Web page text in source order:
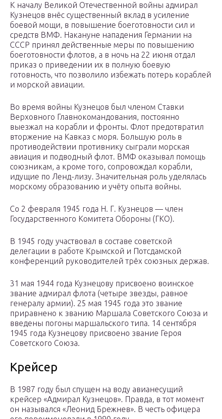
К началу Великой Отечественной войны адмирал
Кузнецов внёс существенный вклад в усиление
боевой мощи, в повышение боеготовности сил и
средств ВМФ. Накануне нападения Германии на
СССР принял действенные меры по повышению
боеготовности флотов, а в ночь на 22 июня отдал
приказ о приведении их в полную боевую
готовность, что позволило избежать потерь кораблей
и морской авиации.
Во время войны Кузнецов был членом Ставки
Верховного Главнокомандования, постоянно
выезжал на корабли и фронты. Флот предотвратил
вторжение на Кавказ с моря. Большую роль в
противодействии противнику сыграли морская
авиация и подводный флот. ВМФ оказывал помощь
союзникам, а кроме того, сопровождал корабли,
идущие по Ленд-лизу. Значительная роль уделялась
морскому образованию и учёту опыта войны.
Со 2 февраля 1945 года Н. Г. Кузнецов — член
Государственного Комитета Обороны (ГКО).
В 1945 году участвовал в составе советской
делегации в работе Крымской и Потсдамской
конференций руководителей трёх союзных держав.
31 мая 1944 года Кузнецову присвоено воинское
звание адмирал флота (четыре звезды, равное
генералу армии). 25 мая 1945 года это звание
приравнено к званию Маршала Советского Союза и
введены погоны маршальского типа. 14 сентября
1945 года Кузнецову присвоено звание Героя
Советского Союза.
Крейсер
В 1987 году был спущен на воду авианесущий
крейсер «Адмирал Кузнецов». Правда, в тот момент
он назывался «Леонид Брежнев». В честь офицера